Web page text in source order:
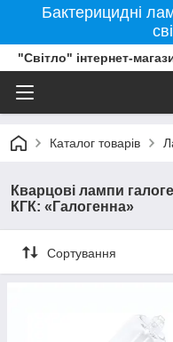
Бактерицидні
"Світло" інтернет-
Каталог товарів
Кварцові лампи
КГК: «Галогенна»
Сортування